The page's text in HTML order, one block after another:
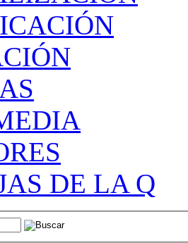
DE LA Q